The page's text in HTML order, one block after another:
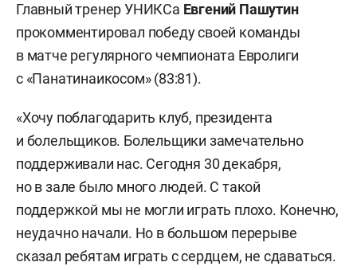
Главный тренер УНИКСа Евгений Пашутин
прокомментировал победу своей команды
в матче регулярного чемпионата Евролиги
с «Панатинаикосом» (83:81).
«Хочу поблагодарить клуб, президента
и болельщиков. Болельщики замечательно
поддерживали нас. Сегодня 30 декабря,
но в зале было много людей. С такой
поддержкой мы не могли играть плохо. Конечно,
неудачно начали. Но в большом перерыве
сказал ребятам играть с сердцем, не сдаваться.